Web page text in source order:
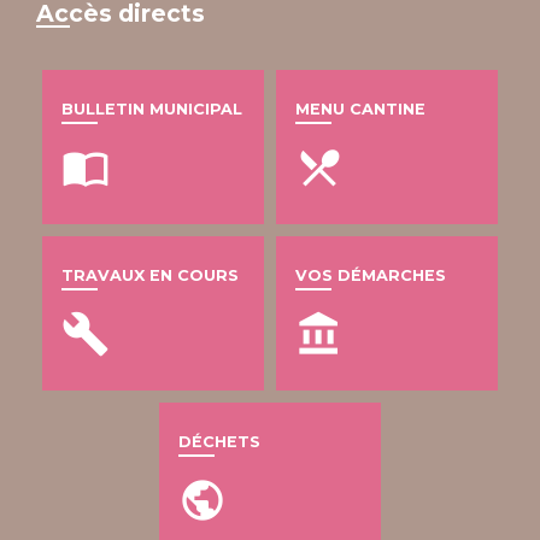
Accès directs
BULLETIN MUNICIPAL
import_contacts
MENU CANTINE
local_dining
TRAVAUX EN COURS
build
VOS DÉMARCHES
account_balance
DÉCHETS
public